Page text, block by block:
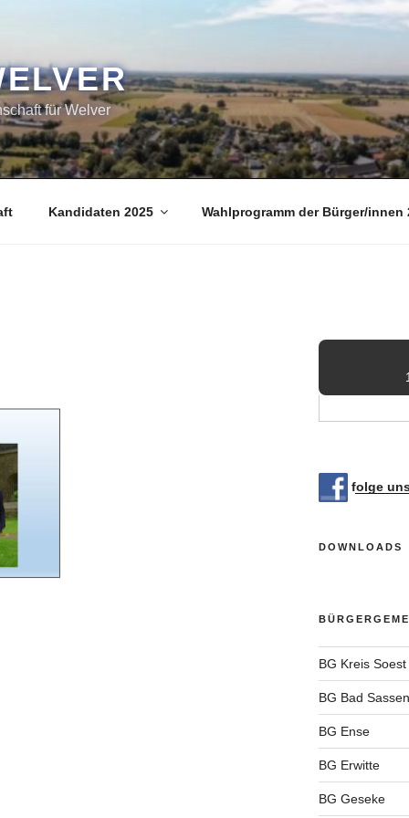
für Welver
Kandidaten 2025 Wahlprogramm der Bürger/innen
folge
DOWNLOADS
BG Kreis Soest
BG Bad
BG Ense
BG Erwitte
BG Geseke